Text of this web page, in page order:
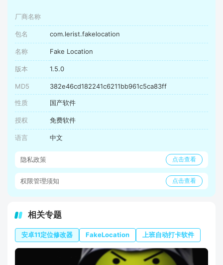
厂商名称
包名 com.lerist.fakelocation
名称 Fake Location
版本 1.5.0
MD5 382e46cd182241c6211bb961c5ca83ff
性质 国产软件
授权 免费软件
语言 中文
隐私政策 点击查看
权限管理须知 点击查看
相关专题
安卓11定位修改器 FakeLocation 上班自动打卡软件